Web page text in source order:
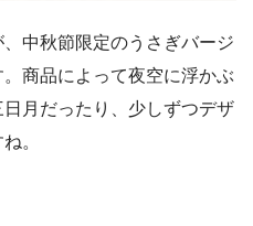
中秋節限定のうさぎバージ
商品によって夜空に浮かぶ
月だったり、少しずつデザ
。